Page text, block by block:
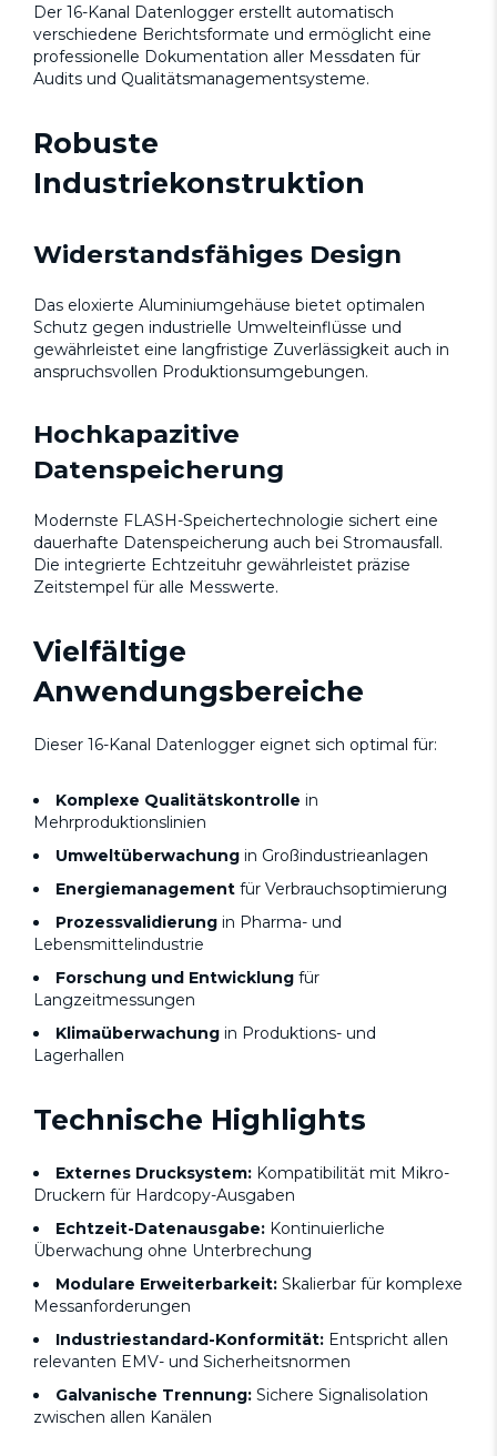
Der 16-Kanal Datenlogger erstellt automatisch
verschiedene Berichtsformate und ermöglicht eine
professionelle Dokumentation aller Messdaten für
Audits und Qualitätsmanagementsysteme.
Robuste
Industriekonstruktion
Widerstandsfähiges Design
Das eloxierte Aluminiumgehäuse bietet optimalen
Schutz gegen industrielle Umwelteinflüsse und
gewährleistet eine langfristige Zuverlässigkeit auch in
anspruchsvollen Produktionsumgebungen.
Hochkapazitive
Datenspeicherung
Modernste FLASH-Speichertechnologie sichert eine
dauerhafte Datenspeicherung auch bei Stromausfall.
Die integrierte Echtzeituhr gewährleistet präzise
Zeitstempel für alle Messwerte.
Vielfältige
Anwendungsbereiche
Dieser 16-Kanal Datenlogger eignet sich optimal für:
Komplexe Qualitätskontrolle in
Mehrproduktionslinien
Umweltüberwachung in Großindustrieanlagen
Energiemanagement für Verbrauchsoptimierung
Prozessvalidierung in Pharma- und
Lebensmittelindustrie
Forschung und Entwicklung für
Langzeitmessungen
Klimaüberwachung in Produktions- und
Lagerhallen
Technische Highlights
Externes Drucksystem: Kompatibilität mit Mikro-
Druckern für Hardcopy-Ausgaben
Echtzeit-Datenausgabe: Kontinuierliche
Überwachung ohne Unterbrechung
Modulare Erweiterbarkeit: Skalierbar für komplexe
Messanforderungen
Industriestandard-Konformität: Entspricht allen
relevanten EMV- und Sicherheitsnormen
Galvanische Trennung: Sichere Signalisolation
zwischen allen Kanälen